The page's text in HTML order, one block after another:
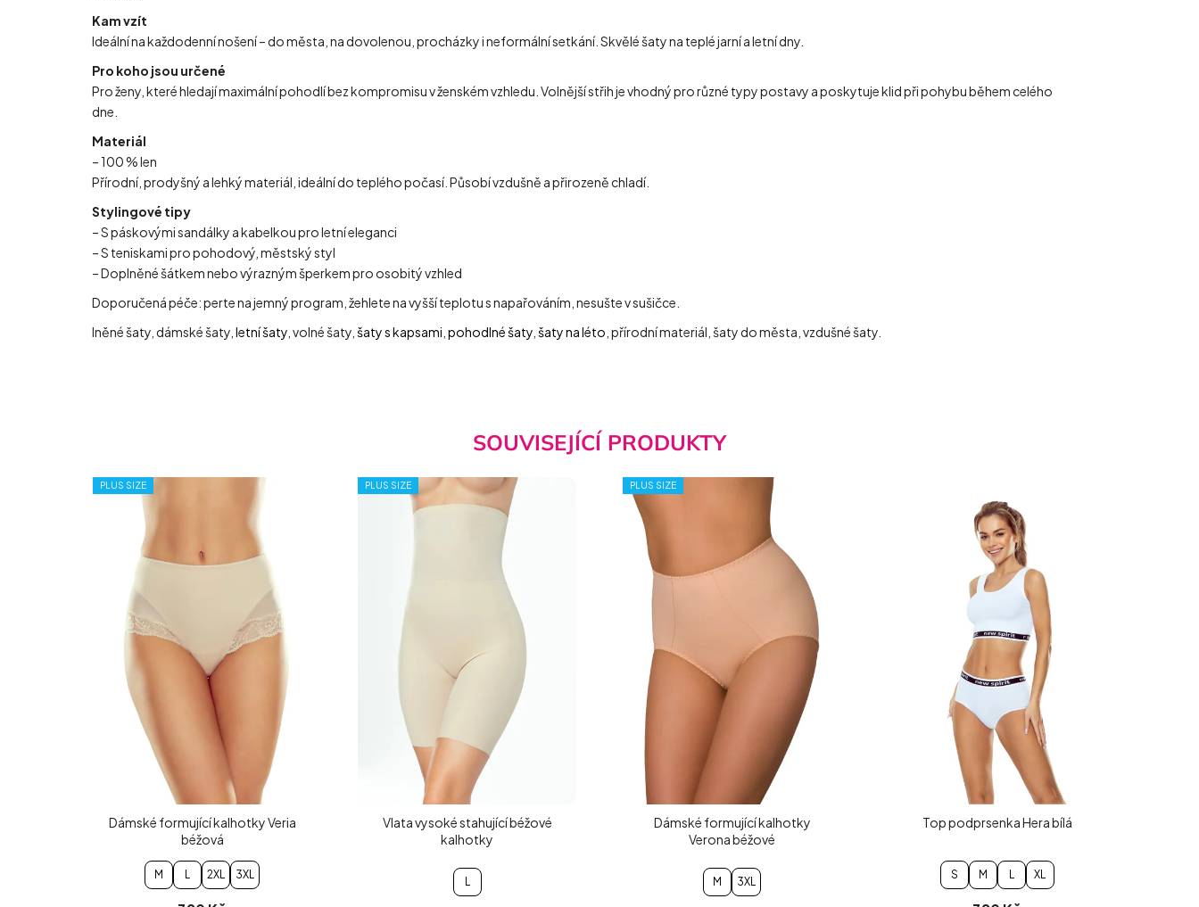
Kam vzít
Ideální na každodenní nošení – do města, na dovolenou, procházky i neformální setkání. Skvělé šaty na teplé jarní a letní dny.
Pro koho jsou určené
Pro ženy, které hledají maximální pohodlí bez kompromisu v ženském vzhledu. Volnější střih je vhodný pro různé typy postavy a poskytuje klid při pohybu během celého
dne.
Materiál
– 100 % len
Přírodní, prodyšný a lehký materiál, ideální do teplého počasí. Působí vzdušně a přirozeně chladí.
Stylingové tipy
– S páskovými sandálky a kabelkou pro letní eleganci
– S teniskami pro pohodový, městský styl
– Doplněné šátkem nebo výrazným šperkem pro osobitý vzhled
Doporučená péče: perte na jemný program, žehlete na vyšší teplotu s napařováním, nesušte v sušičce.
lněné šaty, dámské šaty, letní šaty , volné šaty, šaty s kapsami pohodlné šaty šaty na léto , přírodní materiál, šaty do města, vzdušné šaty.
SOUVISEJÍCÍ PRODUKTY
PLUS SIZE
Dámské formující kalhotky Veria
béžová
M 2XL 3XL
PLUS SIZE
Vlata vysoké stahující béžové
kalhotky
PLUS SIZE
Dámské formující kalhotky
Verona béžové
M 3XL
Top podprsenka Hera bílá
S M XL